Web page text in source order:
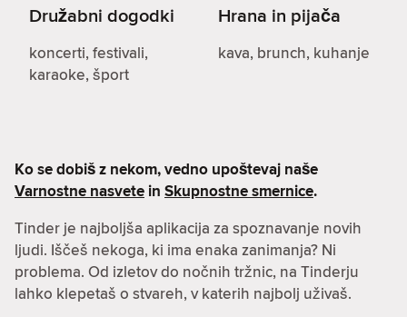
Družabni dogodki
koncerti, festivali,
karaoke, šport
Hrana in pijača
kava, brunch, kuhanje
Ko se dobiš z nekom, vedno upoštevaj naše
Varnostne nasvete in Skupnostne smernice.
Tinder je najboljša aplikacija za spoznavanje novih
ljudi. Iščeš nekoga, ki ima enaka zanimanja? Ni
problema. Od izletov do nočnih tržnic, na Tinderju
lahko klepetaš o stvareh, v katerih najbolj uživaš.